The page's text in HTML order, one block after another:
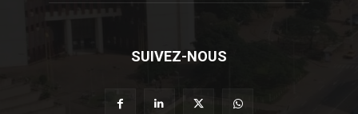
SUIVEZ-NOUS